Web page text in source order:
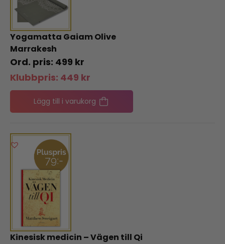
Yogamatta Gaiam Olive
Marrakesh
499 kr
Klubbpris: 449 kr
Lägg till i varukorg
Kinesisk medicin – Vägen till Qi